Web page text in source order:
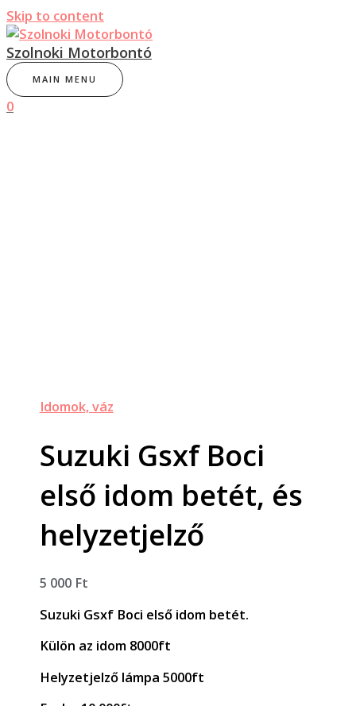
Skip to content
Szolnoki Motorbontó
MAIN MENU
0
Idomok, váz
Suzuki Gsxf Boci
első idom betét, és
helyzetjelző
5 000 Ft
Suzuki Gsxf Boci első idom betét.
Külön az idom 8000ft
Helyzetjelző lámpa 5000ft